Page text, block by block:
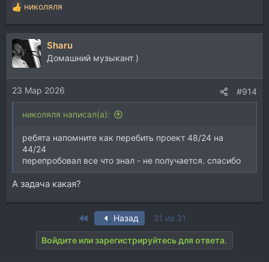
Р
е
а
к
ц
и
и
:
николяля
Sharu
Домашний музыкант )
23 Мар 2026 #914
николяля написал(а):
ребята напомните как перебить проект 48/24 на
44/24
перепробовал все что знал - не получается. спасибо
А задача какая?
First Назад 31 из 31
Войдите или зарегистрируйтесь для ответа.